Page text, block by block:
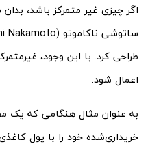
اگر چیزی غیر متمرکز باشد،
طراحی کرد. با این وجود،
اعمال شود.
به عنوان مثال هنگامی که یک
خریداری‌‌شده خود را با پول